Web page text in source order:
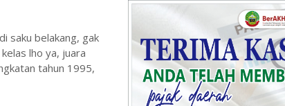
saku belakang, gak
lho ya, juara
tahun 1995,